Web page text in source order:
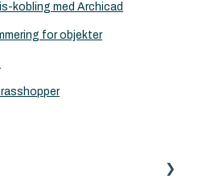
kobling med Archicad
for objekter